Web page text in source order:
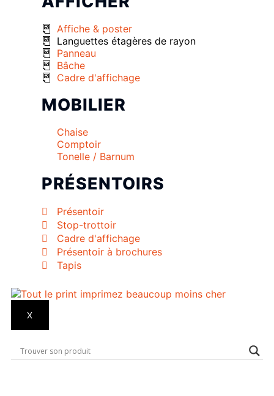
Affiche & poster
Languettes étagères de rayon
Panneau
Bâche
Cadre d'affichage
MOBILIER
Chaise
Comptoir
Tonelle / Barnum
PRÉSENTOIRS
Présentoir
Stop-trottoir
Cadre d'affichage
Présentoir à brochures
Tapis
X